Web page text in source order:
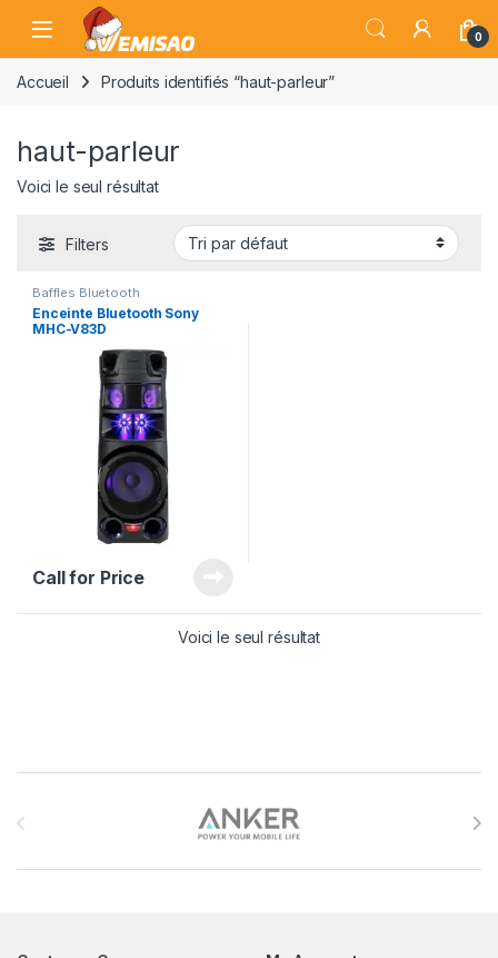
Skip to navigation
Skip to content
Open 0
Accueil Produits identifiés “haut-parleur”
haut-parleur
Voici le seul résultat
Filters
Baffles Bluetooth
Enceinte Bluetooth Sony
MHC-V83D
Call for Price
Voici le seul résultat